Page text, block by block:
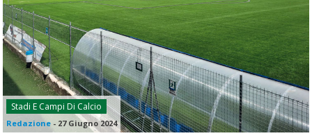
Stadi E Campi Di Calcio
Redazione - 27 Giugno 2024